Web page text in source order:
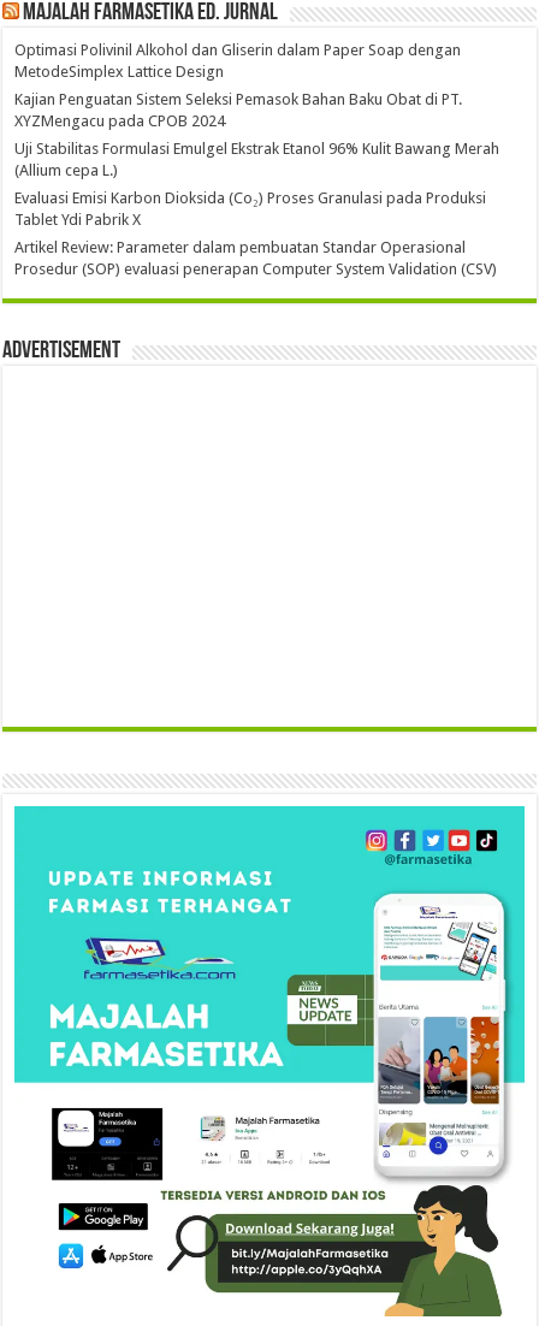
Majalah Farmasetika Ed. Jurnal
Optimasi Polivinil Alkohol dan Gliserin dalam Paper Soap dengan
MetodeSimplex Lattice Design
Kajian Penguatan Sistem Seleksi Pemasok Bahan Baku Obat di PT.
XYZMengacu pada CPOB 2024
Uji Stabilitas Formulasi Emulgel Ekstrak Etanol 96% Kulit Bawang Merah
(Allium cepa L.)
Evaluasi Emisi Karbon Dioksida (Co₂) Proses Granulasi pada Produksi
Tablet Ydi Pabrik X
Artikel Review: Parameter dalam pembuatan Standar Operasional
Prosedur (SOP) evaluasi penerapan Computer System Validation (CSV)
Advertisement